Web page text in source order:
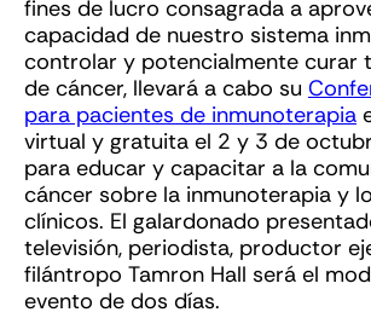
fines de lucro consagrada a
capacidad de nuestro sistema
controlar y potencialmente curar
de cáncer, llevará a cabo su
para pacientes de inmunoterapia
virtual y gratuita el 2 y 3 de
para educar y capacitar a la
cáncer sobre la inmunoterapia y
clínicos. El galardonado
televisión, periodista, productor
filántropo Tamron Hall será el
evento de dos días.